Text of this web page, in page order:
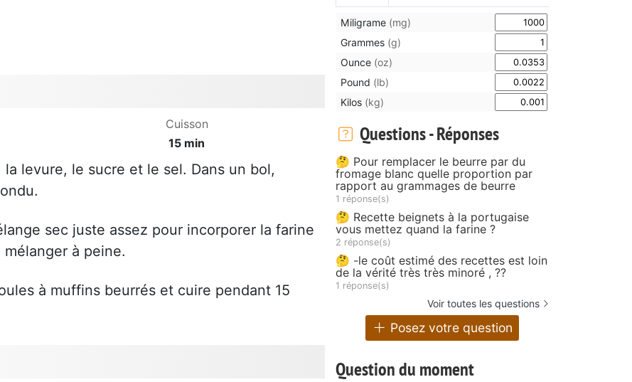
Cuisson
15 min
levure, le sucre et le sel. Dans un bol,
sec juste assez pour incorporer la farine
à peine.
à muffins beurrés et cuire pendant 15
Miligrame (mg)
Grammes (g)
Ounce (oz)
Pound (lb)
Kilos (kg)
Questions - Réponses
🤔 Pour remplacer le beurre par du
fromage blanc quelle proportion par
rapport au grammages de beurre
1 réponse(s)
🤔 Recette beignets à la portugaise
vous mettez quand la farine ?
2 réponse(s)
🤔 -le coût estimé des recettes est loin
de la vérité très très minoré , ??
1 réponse(s)
Voir toutes les questions
Posez votre question
Question du moment